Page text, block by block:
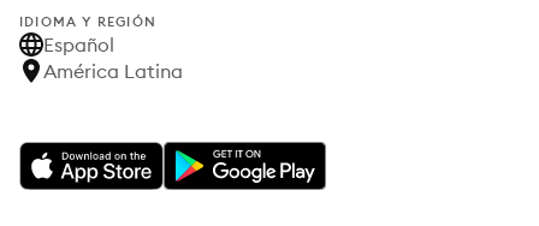
IDIOMA Y REGIÓN
Español
América Latina